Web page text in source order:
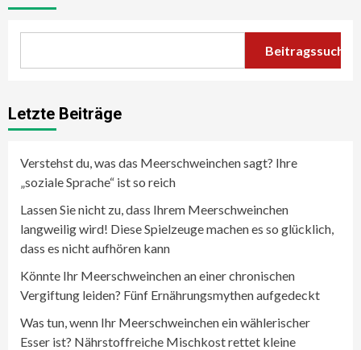
Beitragssuche
Letzte Beiträge
Verstehst du, was das Meerschweinchen sagt? Ihre
„soziale Sprache“ ist so reich
Lassen Sie nicht zu, dass Ihrem Meerschweinchen
langweilig wird! Diese Spielzeuge machen es so glücklich,
dass es nicht aufhören kann
Könnte Ihr Meerschweinchen an einer chronischen
Vergiftung leiden? Fünf Ernährungsmythen aufgedeckt
Was tun, wenn Ihr Meerschweinchen ein wählerischer
Esser ist? Nährstoffreiche Mischkost rettet kleine